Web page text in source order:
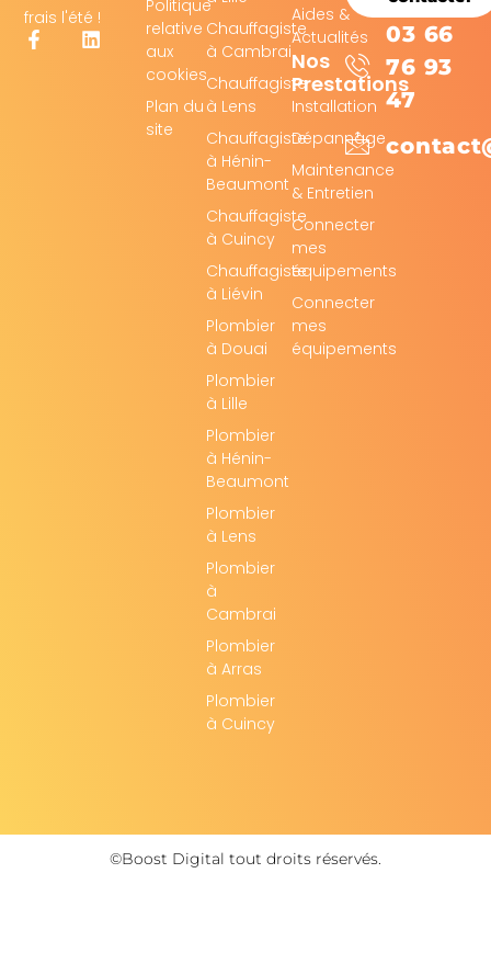
Aides &
Actualités
Nos
Prestations
Installation
Dépannage
Maintenance
& Entretien
Connecter
mes
équipements
Connecter
mes
équipements
frais l'été !
Chauffagiste
à Cambrai
Chauffagiste
à Lens
Chauffagiste
à Hénin-
Beaumont
Chauffagiste
à Cuincy
Chauffagiste
à Liévin
Plombier
à Douai
Plombier
à Lille
Plombier
à Hénin-
Beaumont
Plombier
à Lens
Plombier
à
Cambrai
Plombier
à Arras
Plombier
à Cuincy
Politique
relative
aux
cookies
Plan du
site
03 66
76 93
47
©Boost Digital tout droits réservés.